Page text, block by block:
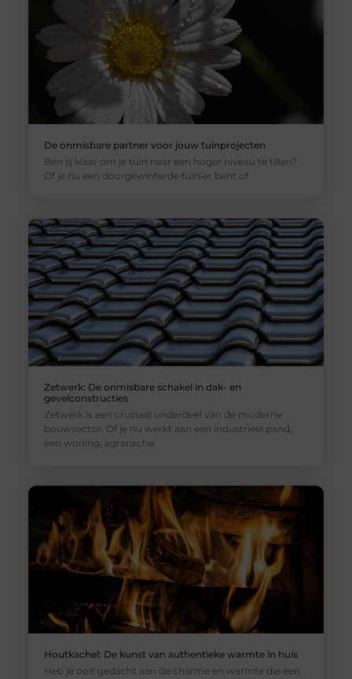
De onmisbare partner voor jouw tuinprojecten
Ben jij klaar om je tuin naar een hoger niveau te tillen?
Of je nu een doorgewinterde tuinier bent of
Zetwerk: De onmisbare schakel in dak- en
gevelconstructies
Zetwerk is een cruciaal onderdeel van de moderne
bouwsector. Of je nu werkt aan een industrieel pand,
een woning, agrarische
Houtkachel: De kunst van authentieke warmte in huis
Heb je ooit gedacht aan de charme en warmte die een